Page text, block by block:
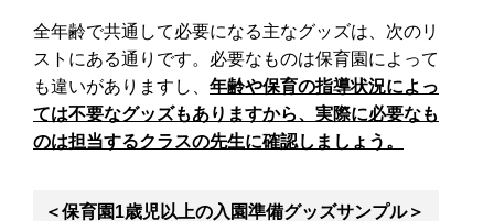
全年齢で共通して必要になる主なグッズは、次のリ
ストにある通りです。必要なものは保育園によって
も違いがありますし、 年齢や保育の指導状況によっ
ては不要なグッズもありますから、実際に必要なも
のは担当するクラスの先生に確認しましょう。
＜保育園1歳児以上の入園準備グッズサンプル＞